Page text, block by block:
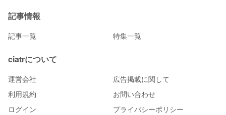
記事情報
記事一覧 特集一覧
ciatrについて
運営会社
広告掲載に関して
利用規約
お問い合わせ
ログイン
プライバシーポリシー